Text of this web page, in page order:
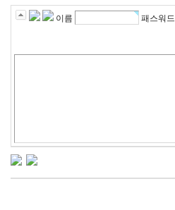
이름 패스워드